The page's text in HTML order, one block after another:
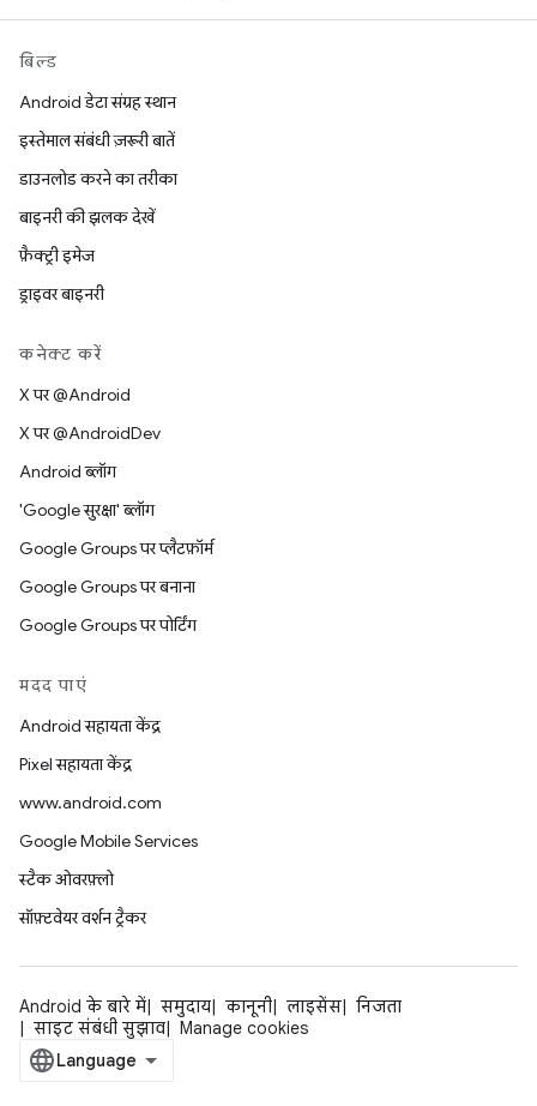
बिल्ड
Android डेटा संग्रह स्थान
इस्तेमाल संबंधी ज़रूरी बातें
डाउनलोड करने का तरीका
बाइनरी की झलक देखें
फ़ैक्ट्री इमेज
ड्राइवर बाइनरी
कनेक्ट करें
X पर @Android
X पर @AndroidDev
Android ब्लॉग
'Google सुरक्षा' ब्लॉग
Google Groups पर प्लैटफ़ॉर्म
Google Groups पर बनाना
Google Groups पर पोर्टिंग
मदद पाएं
Android सहायता केंद्र
Pixel सहायता केंद्र
www.android.com
Google Mobile Services
स्टैक ओवरफ़्लो
सॉफ़्टवेयर वर्शन ट्रैकर
Android के बारे में समुदाय कानूनी लाइसेंस
निजता
साइट संबंधी सुझाव
Manage cookies